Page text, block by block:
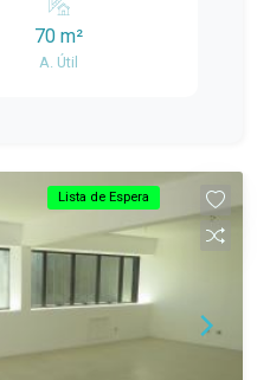
a diversas
visibilidade para seu
a bancos,
público.
comodidade com
- Espaços comuns
em um local
e venha conhecer
70 m²
A. Útil
Lista de Espera